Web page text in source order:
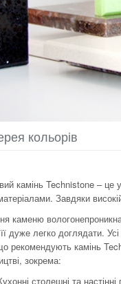
кольорів
камінь Technistone – це
Завдяки
каменю
її дуже легко доглядати.
рекомендують камінь
зокрема:
столешні та настінні